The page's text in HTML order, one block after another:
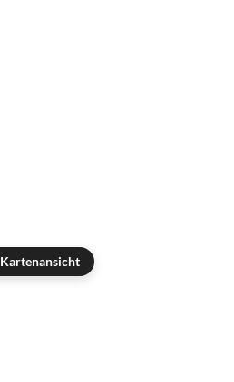
Kartenansicht